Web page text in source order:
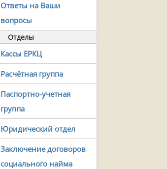
Ответы на Ваши
вопросы
Отделы
Кассы ЕРКЦ
Расчётная группа
Паспортно-учетная
группа
Юридический отдел
Заключение договоров
социального найма